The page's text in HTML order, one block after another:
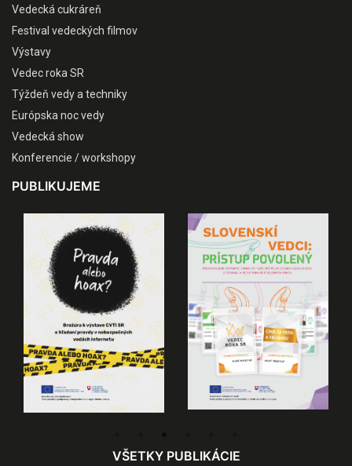
Vedecká cukráreň
Festival vedeckých filmov
Výstavy
Vedec roka SR
Týždeň vedy a techniky
Európska noc vedy
Vedecká show
Konferencie / workshopy
PUBLIKUJEME
VŠETKY PUBLIKÁCIE